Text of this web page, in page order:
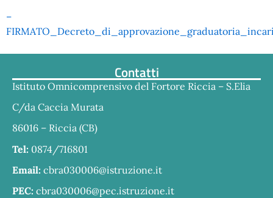
–
Contatti
Istituto Omnicomprensivo del Fortore Riccia – S.Elia
C/da Caccia Murata
86016 – Riccia (CB)
Tel: 0874/716801
Email: cbra030006@istruzione.it
PEC: cbra030006@pec.istruzione.it